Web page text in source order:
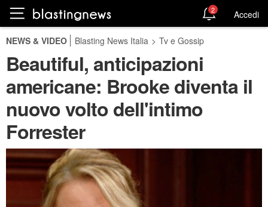
2 Accedi
NEWS & VIDEO Blasting News Italia > Tv e Gossip
Beautiful, anticipazioni
americane: Brooke diventa il
nuovo volto dell'intimo
Forrester